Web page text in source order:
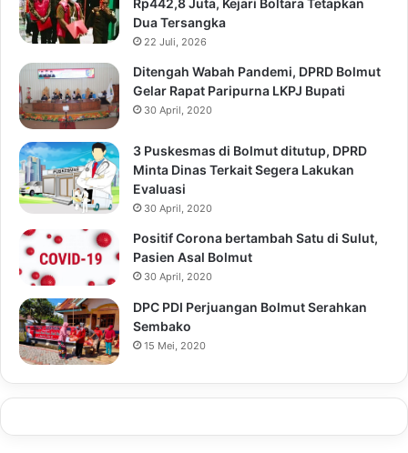
Dua Tersangka
22 Juli, 2026
Ditengah Wabah Pandemi, DPRD Bolmut
Gelar Rapat Paripurna LKPJ Bupati
30 April, 2020
3 Puskesmas di Bolmut ditutup, DPRD
Minta Dinas Terkait Segera Lakukan
Evaluasi
30 April, 2020
Positif Corona bertambah Satu di Sulut,
Pasien Asal Bolmut
30 April, 2020
DPC PDI Perjuangan Bolmut Serahkan
Sembako
15 Mei, 2020